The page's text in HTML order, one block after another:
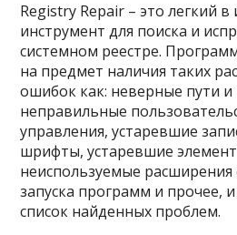
Registry Repair – это легкий
инструмент для поиска и
системном реестре.
на предмет наличия таких
ошибок как: неверные пути
неправильные
управления, устаревшие
шрифты, устаревшие
неиспользуемые
запуска программ и прочее,
список найденных проблем.